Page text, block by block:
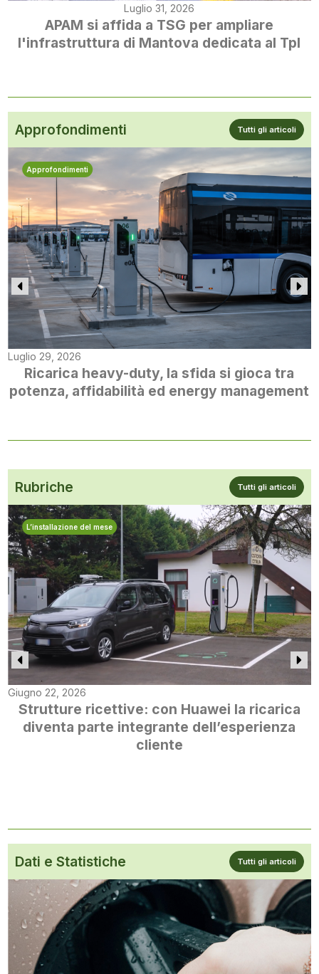
Luglio 31, 2026
APAM si affida a TSG per ampliare
l'infrastruttura di Mantova dedicata al Tpl
Approfondimenti Tutti gli articoli
Approfondimenti
Luglio 29, 2026
Ricarica heavy-duty, la sfida si gioca tra
potenza, affidabilità ed energy management
Rubriche Tutti gli articoli
L’installazione del mese
Giugno 22, 2026
Strutture ricettive: con Huawei la ricarica
diventa parte integrante dell’esperienza
cliente
Dati e Statistiche Tutti gli articoli